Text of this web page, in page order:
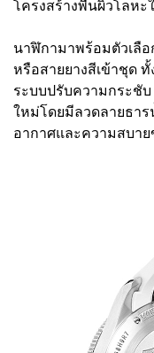
โครงสร้างพื้นผิวโลหะ
นาฬิกามาพร้อมตัวเลือ
หรือสายยางสีเข้าชุด
ระบบปรับความกระชั
ใหม่โดยมีลวดลายธาร
อากาศและความสบา